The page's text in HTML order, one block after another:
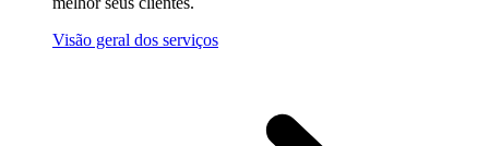
Visão geral dos serviços